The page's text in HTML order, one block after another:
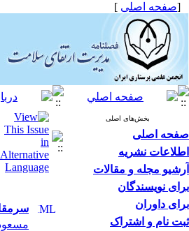
[صفحه اصلی ]
بخش‌های اصلی
صفحه اصلی
اطلاعات نشریه
آرشیو مجله و مقالات
برای نویسندگان
برای داوران
ثبت نام و اشتراک